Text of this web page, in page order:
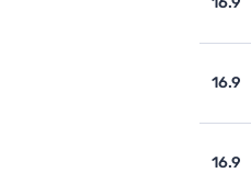
16.9
16.9